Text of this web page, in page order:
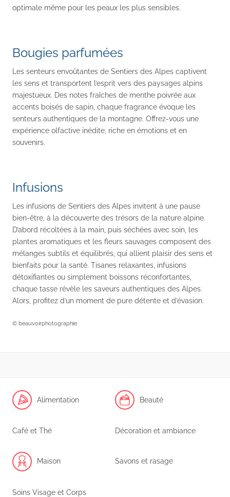
optimale même pour les peaux les plus sensibles.
Bougies parfumées
Les senteurs envoûtantes de Sentiers des Alpes captivent
les sens et transportent l’esprit vers des paysages alpins
majestueux. Des notes fraîches de menthe poivrée aux
accents boisés de sapin, chaque fragrance évoque les
senteurs authentiques de la montagne. Offrez-vous une
expérience olfactive inédite, riche en émotions et en
souvenirs.
Infusions
Les infusions de Sentiers des Alpes invitent à une pause
bien-être, à la découverte des trésors de la nature alpine.
D’abord récoltées à la main, puis séchées avec soin, les
plantes aromatiques et les fleurs sauvages composent des
mélanges subtils et équilibrés, qui allient plaisir des sens et
bienfaits pour la santé. Tisanes relaxantes, infusions
détoxifiantes ou simplement boissons réconfortantes,
chaque tasse révèle les saveurs authentiques des Alpes.
Alors, profitez d’un moment de pure détente et d’évasion.
© beauvoirphotographie
Alimentation Beauté
Café et Thé Décoration et ambiance
Maison Savons et rasage
Soins Visage et Corps